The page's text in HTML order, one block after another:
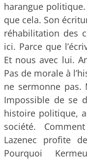
harangue
que cela. Son
réhabilitation des
ici. Parce que
Et nous avec lui.
Pas de morale à
ne sermonne pas.
Impossible de se
histoire politique,
société.
Lazenec profite
Pourquoi